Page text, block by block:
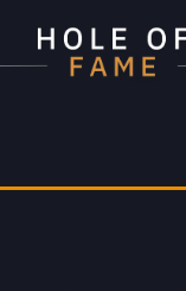
contenu